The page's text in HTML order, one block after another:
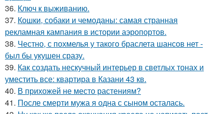
36. Ключ к выживанию.
37. Кошки, собаки и чемоданы: самая странная
рекламная кампания в истории аэропортов.
38. Честно, с похмелья у такого браслета шансов нет -
был бы укушен сразу.
39. Как создать нескучный интерьер в светлых тонах и
уместить все: квартира в Казани 43 кв.
40. В прихожей не место растениям?
41. После смерти мужа я одна с сыном осталась.